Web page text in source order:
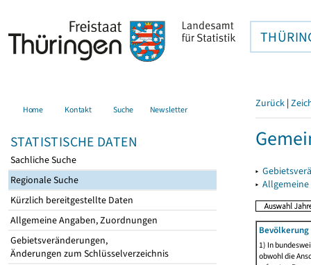
Home Kontakt Suche Newsletter
STATISTISCHE DATEN
Sachliche Suche
Regionale Suche
Kürzlich bereitgestellte Daten
Allgemeine Angaben, Zuordnungen
Gebietsveränderungen,
Änderungen zum Schlüsselverzeichnis
Zurück |
▸
▸
1) In
obwohl die